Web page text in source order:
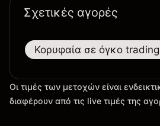
Σχετικές αγορές
Κορυφαία σε όγκο trading
Οι τιμές των μετοχών είναι
διαφέρουν από τις live τιμές της